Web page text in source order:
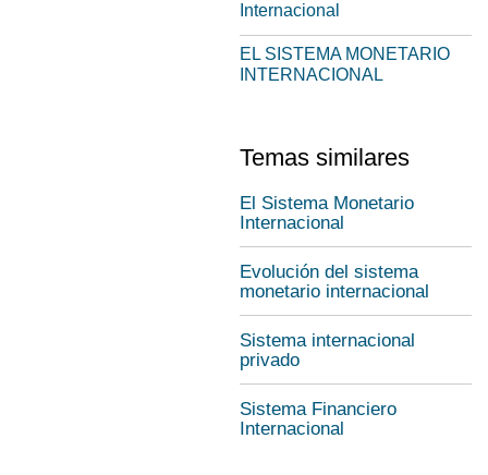
Internacional
EL SISTEMA MONETARIO
INTERNACIONAL
Temas similares
El Sistema Monetario
Internacional
Evolución del sistema
monetario internacional
Sistema internacional
privado
Sistema Financiero
Internacional